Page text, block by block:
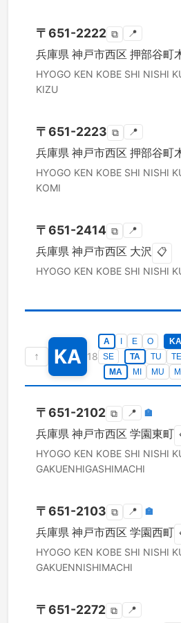
〒651-2222 ⧉ 📍
兵庫県 神戸市西区 押部谷町
HYOGO KEN KOBE SHI NISHI
KIZU
〒651-2223 ⧉ 📍
兵庫県 神戸市西区 押部谷町
HYOGO KEN KOBE SHI NISHI
KOMI
〒651-2414 ⧉ 📍
兵庫県 神戸市西区 大沢 📋
HYOGO KEN KOBE SHI NISHI
↑ KA 18
A E O KA
SE
TA TU TE
MA
MI MU
〒651-2102 ⧉ 📍 🏣
兵庫県 神戸市西区 学園東町
HYOGO KEN KOBE SHI NISHI
GAKUENHIGASHIMACHI
〒651-2103 ⧉ 📍 🏣
兵庫県 神戸市西区 学園西町
HYOGO KEN KOBE SHI NISHI
GAKUENNISHIMACHI
〒651-2272 ⧉ 📍